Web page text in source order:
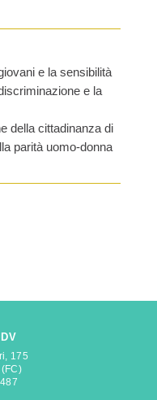
e la sensibilità
e la
della cittadinanza di
parità uomo-donna
175